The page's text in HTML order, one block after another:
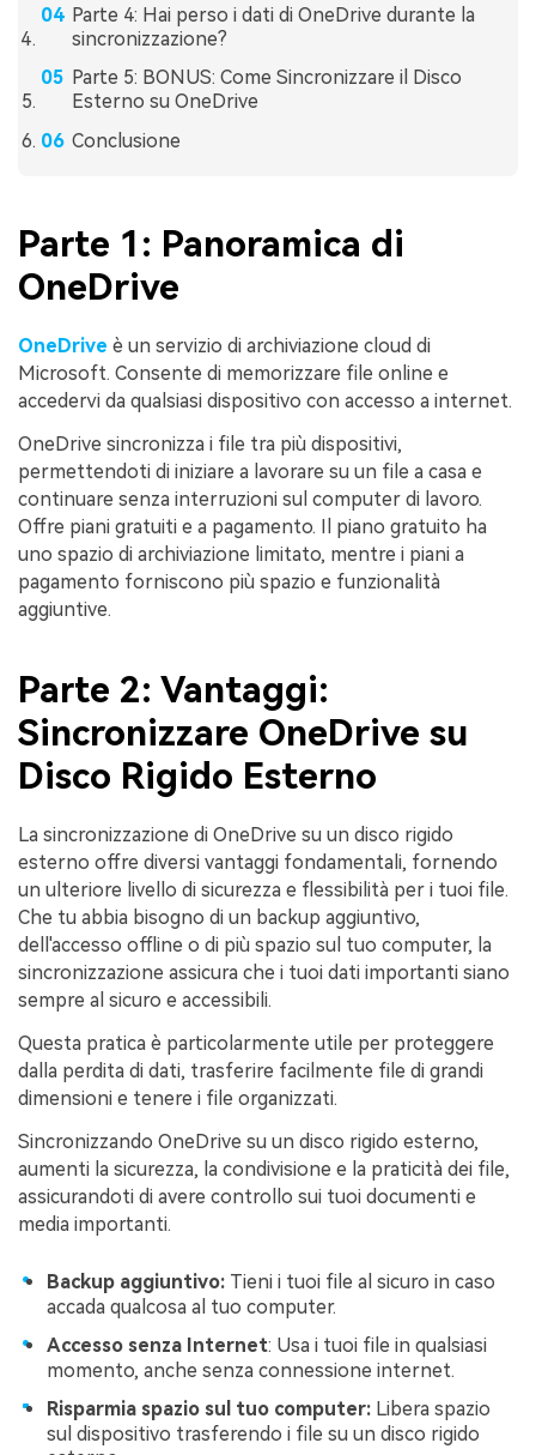
Parte 4: Hai perso i dati di OneDrive durante la
sincronizzazione?
Parte 5: BONUS: Come Sincronizzare il Disco
Esterno su OneDrive
Conclusione
Parte 1: Panoramica di
OneDrive
OneDrive è un servizio di archiviazione cloud di
Microsoft. Consente di memorizzare file online e
accedervi da qualsiasi dispositivo con accesso a internet.
OneDrive sincronizza i file tra più dispositivi,
permettendoti di iniziare a lavorare su un file a casa e
continuare senza interruzioni sul computer di lavoro.
Offre piani gratuiti e a pagamento. Il piano gratuito ha
uno spazio di archiviazione limitato, mentre i piani a
pagamento forniscono più spazio e funzionalità
aggiuntive.
Parte 2: Vantaggi:
Sincronizzare OneDrive su
Disco Rigido Esterno
La sincronizzazione di OneDrive su un disco rigido
esterno offre diversi vantaggi fondamentali, fornendo
un ulteriore livello di sicurezza e flessibilità per i tuoi file.
Che tu abbia bisogno di un backup aggiuntivo,
dell'accesso offline o di più spazio sul tuo computer, la
sincronizzazione assicura che i tuoi dati importanti siano
sempre al sicuro e accessibili.
Questa pratica è particolarmente utile per proteggere
dalla perdita di dati, trasferire facilmente file di grandi
dimensioni e tenere i file organizzati.
Sincronizzando OneDrive su un disco rigido esterno,
aumenti la sicurezza, la condivisione e la praticità dei file,
assicurandoti di avere controllo sui tuoi documenti e
media importanti.
Backup aggiuntivo: Tieni i tuoi file al sicuro in caso
accada qualcosa al tuo computer.
Accesso senza Internet: Usa i tuoi file in qualsiasi
momento, anche senza connessione internet.
Risparmia spazio sul tuo computer: Libera spazio
sul dispositivo trasferendo i file su un disco rigido